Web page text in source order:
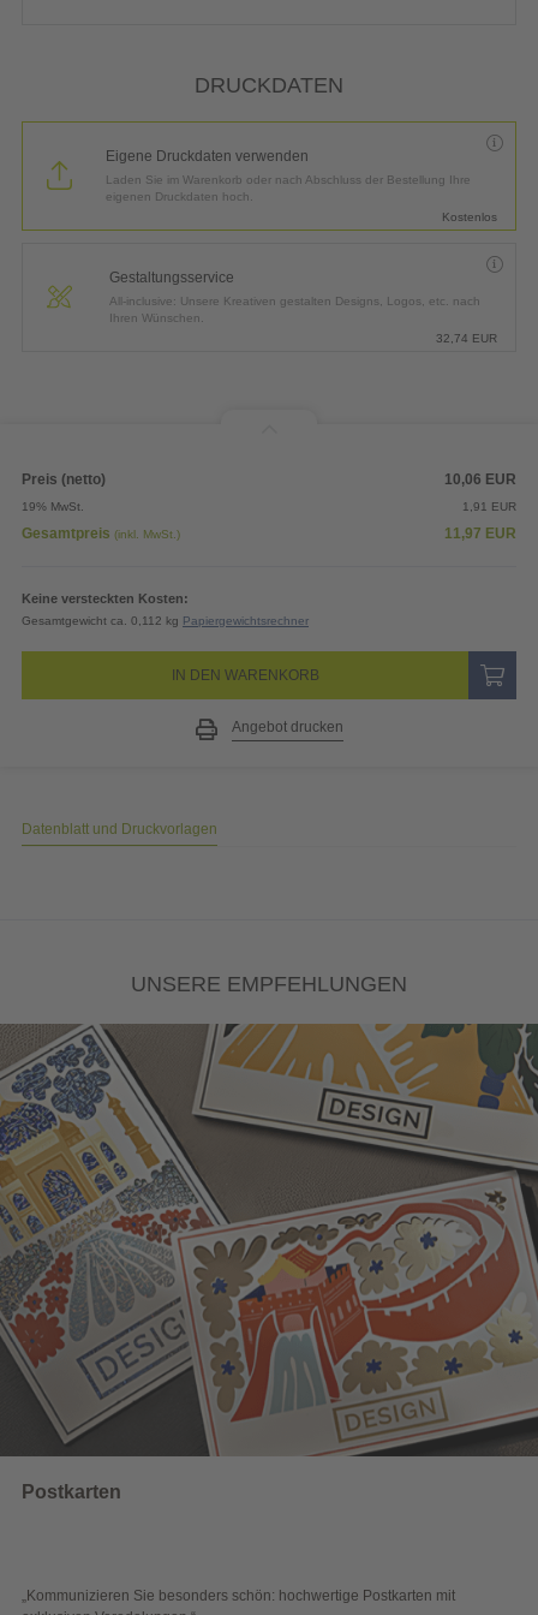
DRUCKDATEN
Eigene Druckdaten verwenden
Laden Sie im Warenkorb oder nach Abschluss der Bestellung Ihre
eigenen Druckdaten hoch.
Kostenlos
Gestaltungsservice
All-inclusive: Unsere Kreativen gestalten Designs, Logos, etc. nach
Ihren Wünschen.
32,74 EUR
Preis (netto) 10,06 EUR
19% MwSt. 1,91 EUR
Gesamtpreis (inkl. MwSt.) 11,97 EUR
Keine versteckten Kosten:
Gesamtgewicht ca. 0,112 kg Papiergewichtsrechner
IN DEN WARENKORB
Angebot drucken
Datenblatt und Druckvorlagen
UNSERE EMPFEHLUNGEN
hochwertige Postkarten mit
„Sichtbar und wirkungsvoll – mit